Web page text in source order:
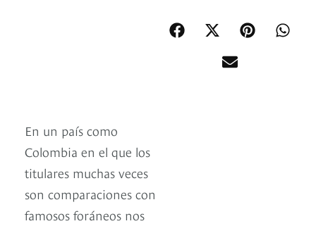
En un país como
Colombia en el que los
titulares muchas veces
son comparaciones con
famosos foráneos nos